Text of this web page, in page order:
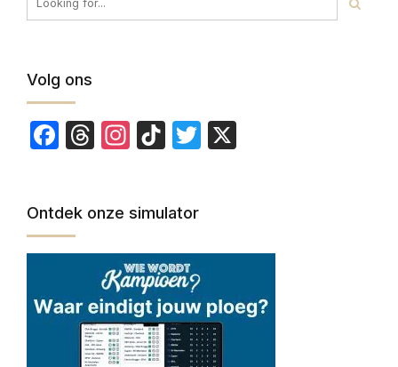
Volg ons
Facebook
Threads
Instagram
TikTokTwitter
Ontdek onze simulator